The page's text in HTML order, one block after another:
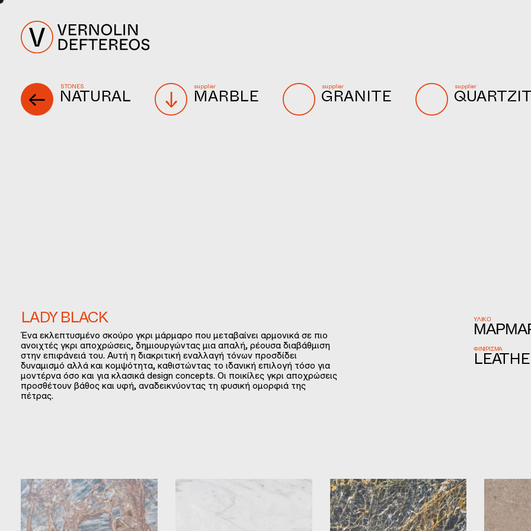
NATURAL
STONES
MARBLE
supplier
GRANITE
supplier supplier
LADY BLACK
Ένα εκλεπτυσμένο σκούρο γκρι μάρμαρο που μεταβαίνει αρμονικά σε πιο
ανοιχτές γκρι αποχρώσεις, δημιουργώντας μια απαλή, ρέουσα διαβάθμιση
στην επιφάνειά του. Αυτή η διακριτική εναλλαγή τόνων προσδίδει
δυναμισμό αλλά και κομψότητα, καθιστώντας το ιδανική επιλογή τόσο για
μοντέρνα όσο και για κλασικά design concepts. Οι ποικίλες γκρι αποχρώσεις
προσθέτουν βάθος και υφή, αναδεικνύοντας τη φυσική ομορφιά της
πέτρας.
ΥΛΙΚΌ
ΦΙΝΊΡΙΣΜΑ